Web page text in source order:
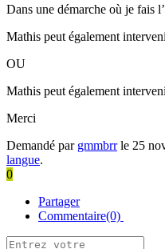
Dans une démarche où je fais
Mathis peut également
OU
Mathis peut également
Merci
Demandé par gmmbrrle 25
langue.
0
Partager
Commentaire(0)